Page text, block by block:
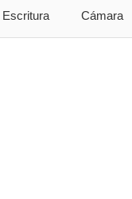
Escritura Cámara